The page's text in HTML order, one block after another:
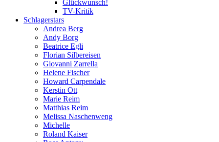
Glückwunsch!
TV-Kritik
Schlagerstars
Andrea Berg
Andy Borg
Beatrice Egli
Florian Silbereisen
Giovanni Zarrella
Helene Fischer
Howard Carpendale
Kerstin Ott
Marie Reim
Matthias Reim
Melissa Naschenweng
Michelle
Roland Kaiser